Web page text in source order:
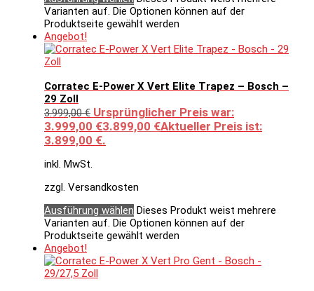
Varianten auf. Die Optionen können auf der
Produktseite gewählt werden
Angebot!
Corratec E-Power X Vert Elite Trapez – Bosch –
29 Zoll
3.999,00€ Ursprünglicher Preis war:
3.999,00 €3.899,00 €Aktueller Preis ist:
3.899,00 €.
inkl. MwSt.
zzgl. Versandkosten
Ausführung wählen Dieses Produkt weist mehrere
Varianten auf. Die Optionen können auf der
Produktseite gewählt werden
Angebot!